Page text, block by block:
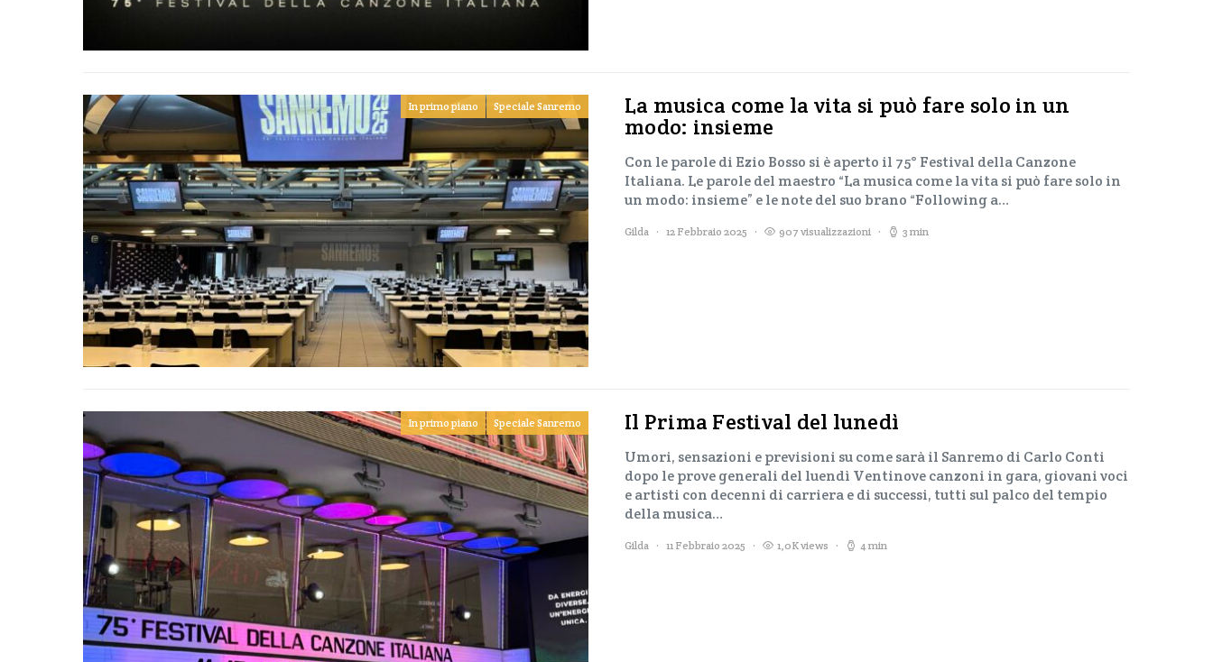
In primo piano Speciale Sanremo La musica come la vita si può fare solo in un
modo: insieme
Con le parole di Ezio Bosso si è aperto il 75° Festival della Canzone
Italiana. Le parole del maestro “La musica come la vita si può fare solo in
un modo: insieme” e le note del suo brano “Following a…
Gilda 12 Febbraio 2025 907 visualizzazioni 3 min
In primo piano Speciale Sanremo Il Prima Festival del lunedì
Umori, sensazioni e previsioni su come sarà il Sanremo di Carlo Conti
dopo le prove generali del luendì Ventinove canzoni in gara, giovani voci
e artisti con decenni di carriera e di successi, tutti sul palco del tempio
della musica…
Gilda 11 Febbraio 2025 1,0K views 4 min